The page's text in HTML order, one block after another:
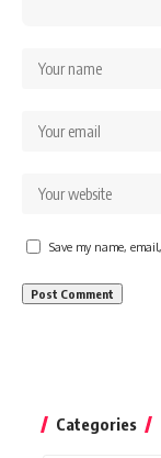
Save my name,
Categories